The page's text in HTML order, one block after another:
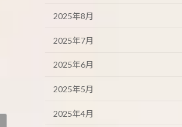
2025年8月
2025年7月
2025年6月
2025年5月
2025年4月